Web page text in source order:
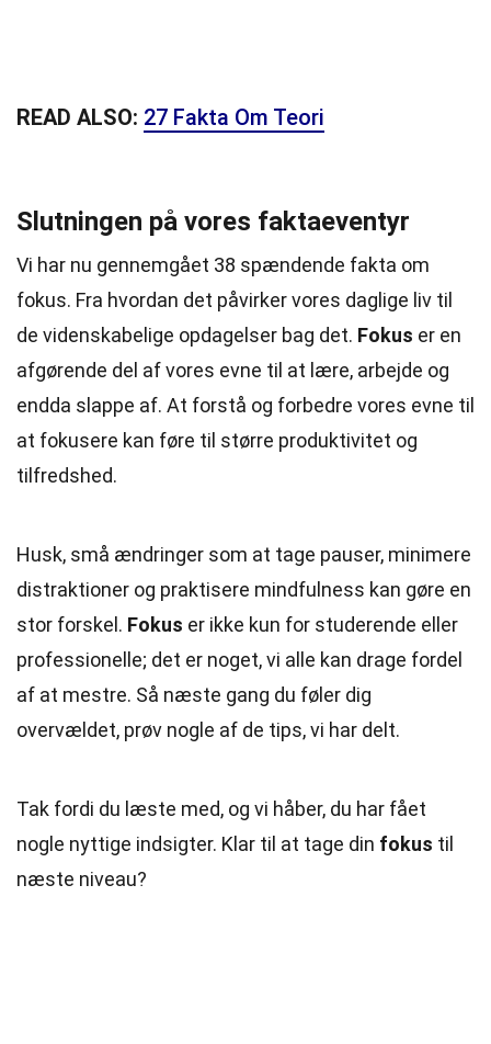
READ ALSO: 27 Fakta Om Teori
Slutningen på vores faktaeventyr
Vi har nu gennemgået 38 spændende fakta om
fokus. Fra hvordan det påvirker vores daglige liv til
de videnskabelige opdagelser bag det. Fokus er en
afgørende del af vores evne til at lære, arbejde og
endda slappe af. At forstå og forbedre vores evne til
at fokusere kan føre til større produktivitet og
tilfredshed.
Husk, små ændringer som at tage pauser, minimere
distraktioner og praktisere mindfulness kan gøre en
stor forskel. Fokus er ikke kun for studerende eller
professionelle; det er noget, vi alle kan drage fordel
af at mestre. Så næste gang du føler dig
overvældet, prøv nogle af de tips, vi har delt.
Tak fordi du læste med, og vi håber, du har fået
nogle nyttige indsigter. Klar til at tage din fokus til
næste niveau?